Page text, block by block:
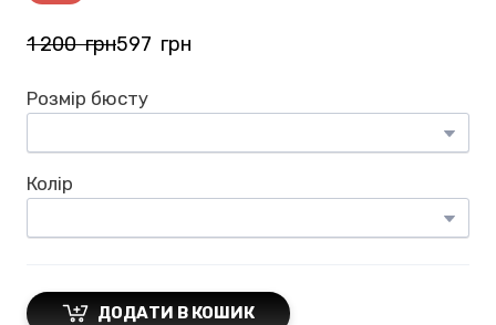
1 200  грн597  грн
Розмір бюсту
Колір
ДОДАТИ В КОШИК